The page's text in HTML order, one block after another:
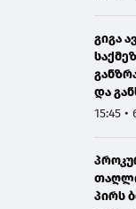
გიგა
და
15:45
პირს